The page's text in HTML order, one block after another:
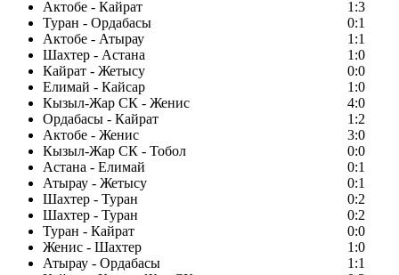
Актобе - Кайрат
1:3
Туран - Ордабасы
0:1
Актобе - Атырау
1:1
Шахтер - Астана
1:0
Кайрат - Жетысу
0:0
Елимай - Кайсар
1:0
Кызыл-Жар СК - Женис
4:0
Ордабасы - Кайрат
1:2
Актобе - Женис
3:0
Кызыл-Жар СК - Тобол
0:0
Астана - Елимай
0:1
Атырау - Жетысу
0:1
Шахтер - Туран
0:2
Шахтер - Туран
0:2
Туран - Кайрат
0:0
Женис - Шахтер
1:0
Атырау - Ордабасы
1:1